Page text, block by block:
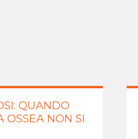
QUANDO
OSSEA NON SI